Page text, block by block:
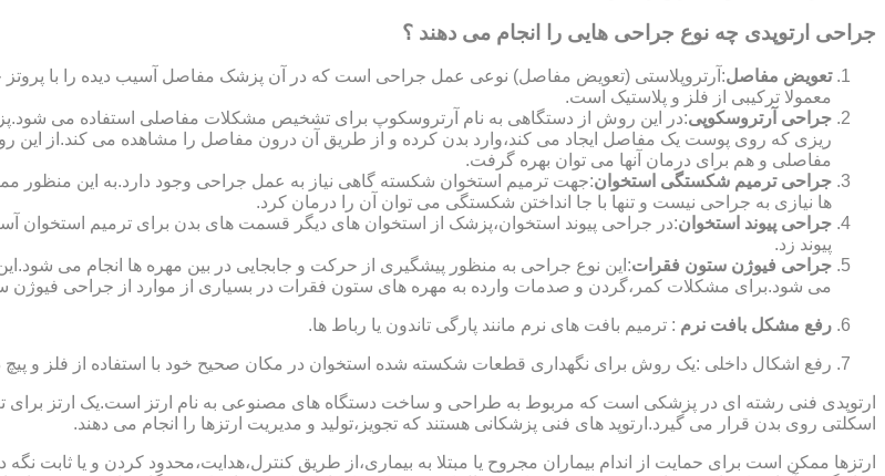
جراحی ارتوپدی چه نوع جراحی هایی را انجام می دهند ؟
تعویض مفاصل:آرتروپلاستی (تعویض مفاصل) نوعی عمل جراحی است که در آن پزشک مفاصل آسیب دیده را با پروتز
معمولا ترکیبی از فلز و پلاستیک است.
جراحی آرتروسکوپی:در این روش از دستگاهی به نام آرتروسکوپ برای تشخیص مشکلات مفاصلی استفاده می
ریزی که روی پوست یک مفاصل ایجاد می کند،وارد بدن کرده و از طریق آن درون مفاصل را مشاهده می کند.از
مفاصلی و هم برای درمان آنها می توان بهره گرفت.
جراحی ترمیم شکستگی استخوان:جهت ترمیم استخوان شکسته گاهی نیاز به عمل جراحی وجود دارد.به این منظور
ها نیازی به جراحی نیست و تنها با جا انداختن شکستگی می توان آن را درمان کرد.
جراحی پیوند استخوان:در جراحی پیوند استخوان،پزشک از استخوان های دیگر قسمت های بدن برای ترمیم استخوان
پیوند زد.
جراحی فیوژن ستون فقرات:این نوع جراحی به منظور پیشگیری از حرکت و جابجایی در بین مهره ها انجام می
می شود.برای مشکلات کمر،گردن و صدمات وارده به مهره های ستون فقرات در بسیاری از موارد از جراحی فیوژن
رفع مشکل بافت نرم : ترمیم بافت های نرم مانند پارگی تاندون یا رباط ها.
رفع اشکال داخلی :یک روش برای نگهداری قطعات شکسته شده استخوان در مکان صحیح خود با استفاده از فلز و پیچ
ارتوپدی فنی رشته ای در پزشکی است که مربوط به طراحی و ساخت دستگاه های مصنوعی به نام ارتز است.یک ارتز
اسکلتی روی بدن قرار می گیرد.ارتوپد های فنی پزشکانی هستند که تجویز،تولید و مدیریت ارتزها را انجام می دهند.
ارتزها ممکن است برای حمایت از اندام بیماران مجروح یا مبتلا به بیماری،از طریق کنترل،هدایت،محدود کردن و یا ثابت نگه